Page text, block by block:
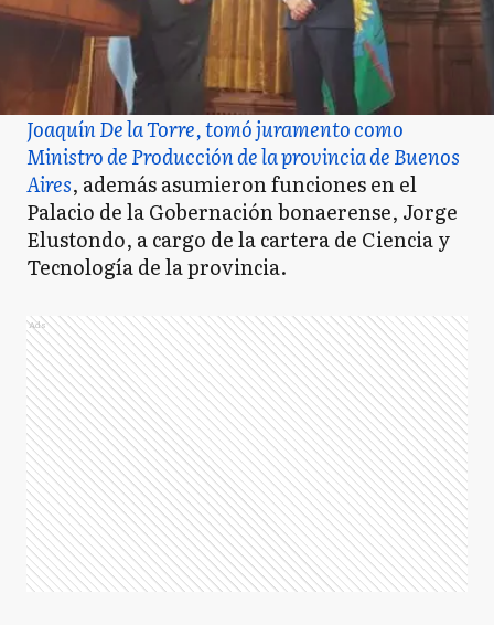
Joaquín De la Torre, tomó juramento como
Ministro de Producción de la provincia de Buenos
Aires, además asumieron funciones en el
Palacio de la Gobernación bonaerense, Jorge
Elustondo, a cargo de la cartera de Ciencia y
Tecnología de la provincia.
Ads